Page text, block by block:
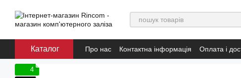
Каталог Про нас Контактна інформація Оплата і
Положення про обробку та захист
4